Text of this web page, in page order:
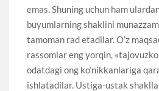
emas. Shuning uchun ham
buyumlarning shaklini
tamoman rad etadilar. O’z
rassomlar eng yorqin,
odatdagi ong ko’nikkanlariga
ishlatadilar. Ustiga-ustak